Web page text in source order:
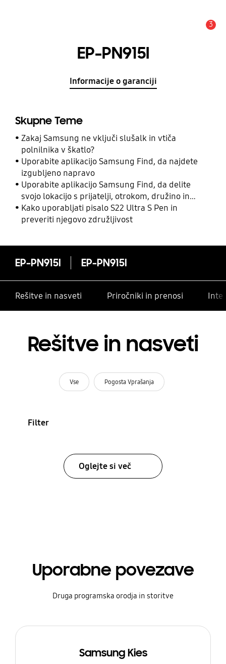
3
EP-PN915I
Informacije o garanciji
Skupne Teme
Zakaj Samsung ne vključi slušalk in vtiča
polnilnika v škatlo?
Uporabite aplikacijo Samsung Find, da najdete
izgubljeno napravo
Uporabite aplikacijo Samsung Find, da delite
svojo lokacijo s prijatelji, otrokom, družino in
drugimi stiki
Kako uporabljati pisalo S22 Ultra S Pen in
preveriti njegovo združljivost
EP-PN915I EP-PN915I
Rešitve in nasveti Priročniki in prenosi
Rešitve in nasveti
Vse Pogosta Vprašanja
Filter
Oglejte si več
Uporabne povezave
Druga programska orodja in storitve
Samsung Kies